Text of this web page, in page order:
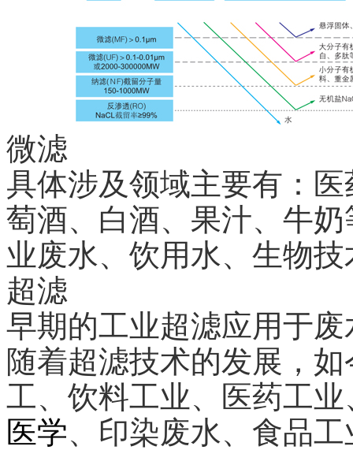
具体涉及领域主要有：
萄酒、白酒、果汁、牛
业废水、饮用水、生物技
超滤
早期的工业超滤应用于
随着超滤技术的发展，
工、饮料工业、医药工
医学、印染废水、食品